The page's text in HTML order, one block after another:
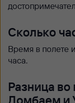
Сколько
Время в полете
часа.
Разница
Домбаем и